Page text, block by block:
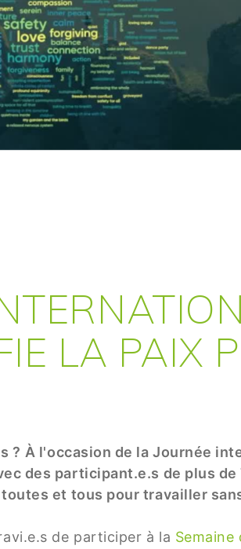
LA PAIX
? À l'occasion de la Journée
des participant.e.s de plus
et tous pour travailler
de participer à la Semaine